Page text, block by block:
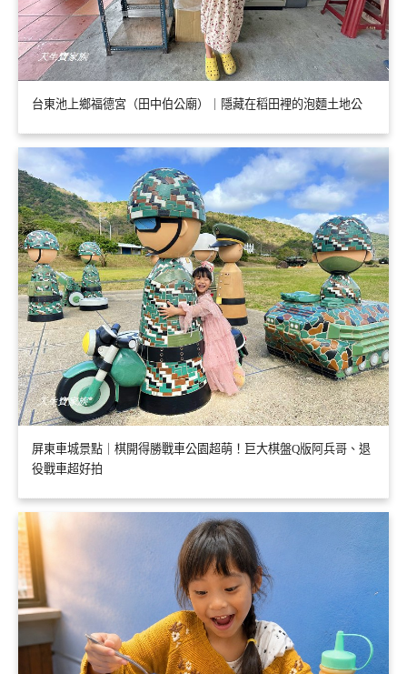
台東池上鄉福德宮（田中伯公廟）｜隱藏在稻田裡的泡麵土地公
屏東車城景點｜棋開得勝戰車公園超萌！巨大棋盤Q版阿兵哥、退
役戰車超好拍